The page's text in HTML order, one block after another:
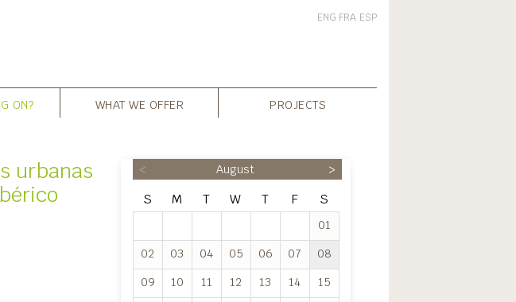
ENG FRA ESP
ON? WHAT WE OFFER PROJECTS
urbanas
< August >
S M T W T F S
01
02
03 04 05 06 07
08
09
10 11 12 13 14
15